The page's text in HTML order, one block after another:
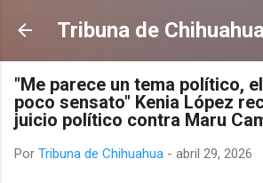
Ir al contenido principal
Tribuna de
"Me parece un tema político,
poco sensato" Kenia López
juicio político contra Maru
Por Tribuna de Chihuahua - abril 29, 2026